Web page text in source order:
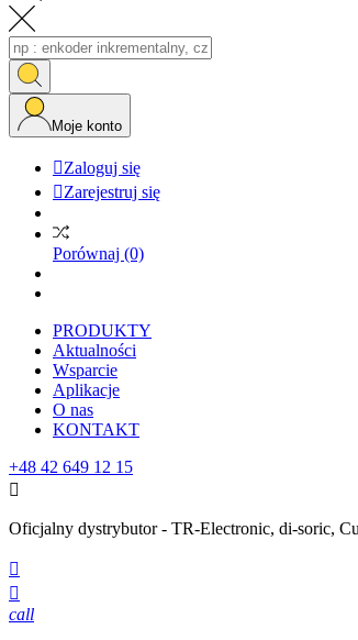
Moje konto
Zaloguj się
Zarejestruj się
Porównaj (0)
PRODUKTY
Aktualności
Wsparcie
Aplikacje
O nas
KONTAKT
+48 42 649 12 15

Oficjalny dystrybutor - TR-Electronic, di-soric,


call